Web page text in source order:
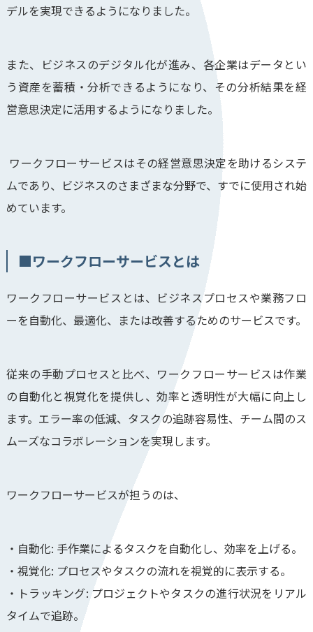
デルを実現できるようになりました。
また、ビジネスのデジタル化が進み、各企業はデータとい
う資産を蓄積・分析できるようになり、その分析結果を経
営意思決定に活用するようになりました。
ワークフローサービスはその経営意思決定を助けるシステ
ムであり、ビジネスのさまざまな分野で、すでに使用され始
めています。
■ワークフローサービスとは
ワークフローサービスとは、ビジネスプロセスや業務フロ
ーを自動化、最適化、または改善するためのサービスです。
従来の手動プロセスと比べ、ワークフローサービスは作業
の自動化と視覚化を提供し、効率と透明性が大幅に向上し
ます。エラー率の低減、タスクの追跡容易性、チーム間のス
ムーズなコラボレーションを実現します。
ワークフローサービスが担うのは、
・自動化: 手作業によるタスクを自動化し、効率を上げる。
・視覚化: プロセスやタスクの流れを視覚的に表示する。
・トラッキング: プロジェクトやタスクの進行状況をリアル
タイムで追跡。